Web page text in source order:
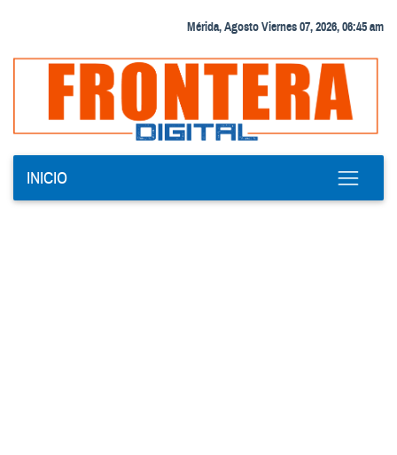
Mérida, Agosto Viernes 07, 2026, 06:45 am
INICIO